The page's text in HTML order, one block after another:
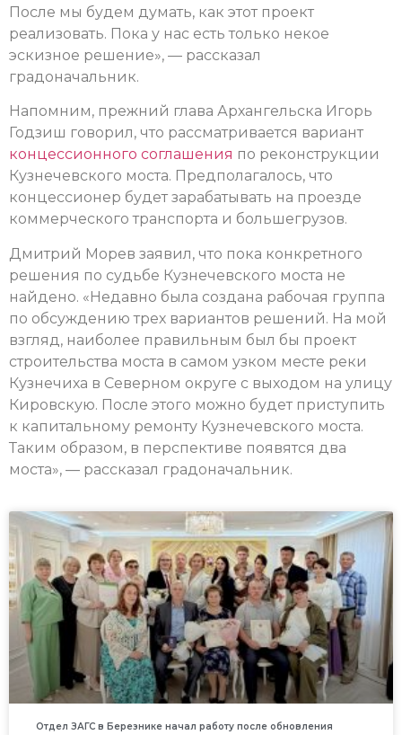
После мы будем думать, как этот проект
реализовать. Пока у нас есть только некое
эскизное решение», — рассказал
градоначальник.
Напомним, прежний глава Архангельска Игорь
Годзиш говорил, что рассматривается вариант
концессионного соглашения по реконструкции
Кузнечевского моста. Предполагалось, что
концессионер будет зарабатывать на проезде
коммерческого транспорта и большегрузов.
Дмитрий Морев заявил, что пока конкретного
решения по судьбе Кузнечевского моста не
найдено. «Недавно была создана рабочая группа
по обсуждению трех вариантов решений. На мой
взгляд, наиболее правильным был бы проект
строительства моста в самом узком месте реки
Кузнечиха в Северном округе с выходом на улицу
Кировскую. После этого можно будет приступить
к капитальному ремонту Кузнечевского моста.
Таким образом, в перспективе появятся два
моста», — рассказал градоначальник.
Отдел ЗАГС в Березнике начал работу после обновления